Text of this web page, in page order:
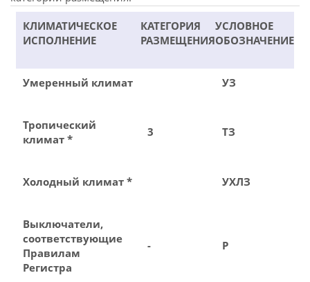
КЛИМАТИЧЕСКОЕ
ИСПОЛНЕНИЕ
КАТЕГОРИЯ
РАЗМЕЩЕНИЯ
УСЛОВНОЕ
ОБОЗНАЧЕНИЕ
Умеренный климат
3
УЗ
Тропический
климат *
ТЗ
Холодный климат * УХЛЗ
Выключатели,
соответствующие
Правилам
Регистра
- Р